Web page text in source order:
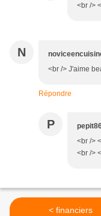
<br />
N
<br /> J'aime
Répondre
P
<br />
<br />
< financiers